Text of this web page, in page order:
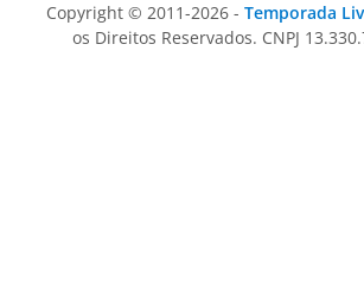
Copyright © 2011-2026 - Temporada
os Direitos Reservados. CNPJ